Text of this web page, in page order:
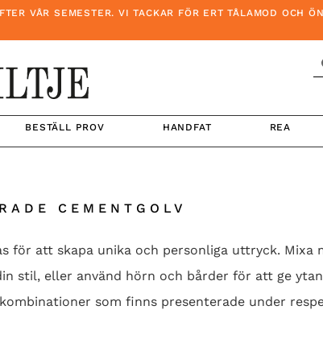
VI TACKAR FÖR ERT TÅLAMOD OCH
BESTÄLL PROV HANDFAT REA
CEMENTGOLV
för att skapa unika och personliga uttryck. Mixa
stil, eller använd hörn och bårder för att ge
som finns presenterade under